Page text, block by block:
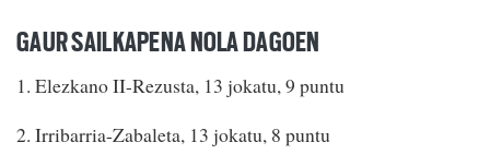
GAUR SAILKAPENA NOLA DAGOEN
1. Elezkano II-Rezusta, 13 jokatu, 9 puntu
2. Irribarria-Zabaleta, 13 jokatu, 8 puntu